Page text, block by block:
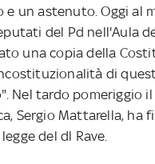
e un astenuto. Oggi al
del Pd nell'Aula
una copia della
di
Nel tardo pomeriggio
Sergio Mattarella, ha
del dl Rave.